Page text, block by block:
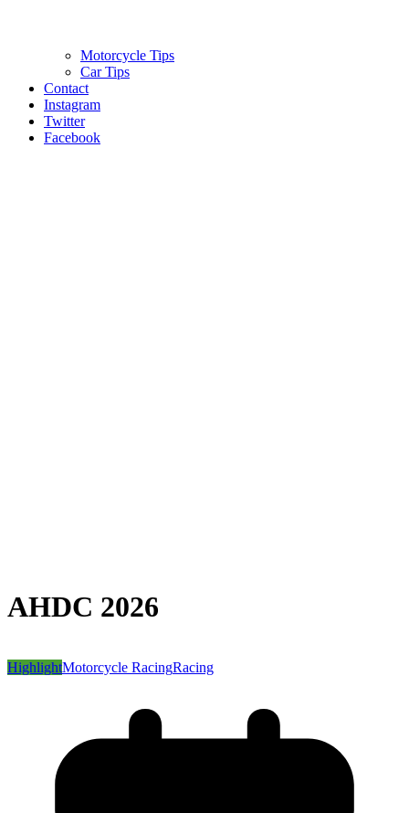
Motorcycle Tips
Car Tips
Contact
Instagram
Twitter
Facebook
AHDC 2026
HighlightMotorcycle RacingRacing